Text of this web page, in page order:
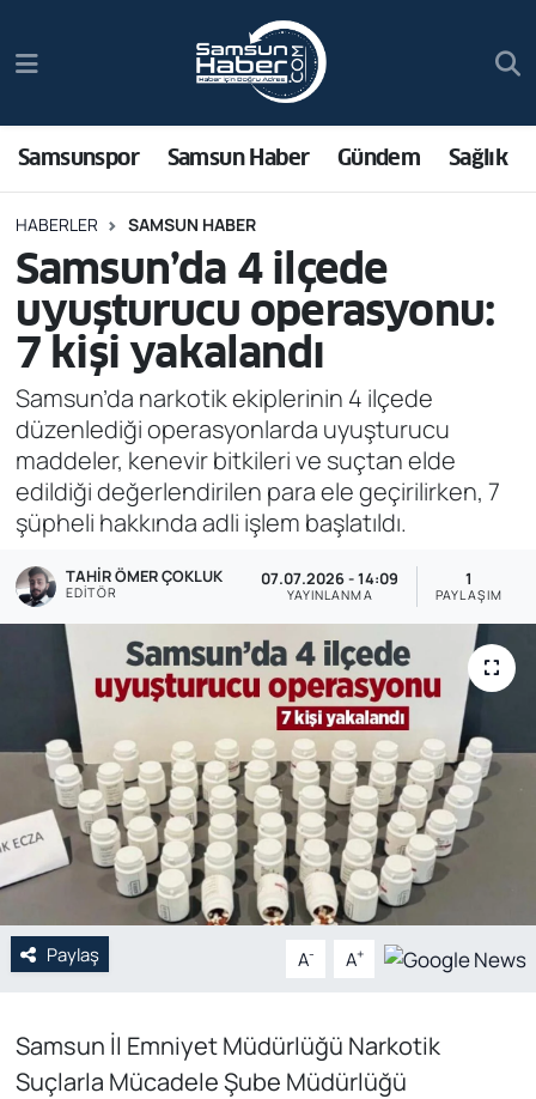
Samsunspor Samsun Haber Gündem Sağlık
HABERLER SAMSUN HABER
Samsun’da 4 ilçede
uyuşturucu operasyonu:
7 kişi yakalandı
Samsun’da narkotik ekiplerinin 4 ilçede
düzenlediği operasyonlarda uyuşturucu
maddeler, kenevir bitkileri ve suçtan elde
edildiği değerlendirilen para ele geçirilirken, 7
şüpheli hakkında adli işlem başlatıldı.
TAHIR ÖMER ÇOKLUK
EDITÖR
07.07.2026 - 14:09
YAYINLANMA
1
PAYLAŞIM
Paylaş A- A+
Samsun İl Emniyet Müdürlüğü Narkotik
Suçlarla Mücadele Şube Müdürlüğü
Samsun Haber
Sağlık
Asayiş
Bilim ve Teknoloji
Bölge
Dünya
Ekonomi
Genel
Gündem
Özel Haber
POLİTİKA
Siyaset
Web Tv
Trafik Durumu
Süper Lig Puan Durumu ve Fikstür
Tüm Manşetler
Son Dakika Haberleri
Haber Arşivi